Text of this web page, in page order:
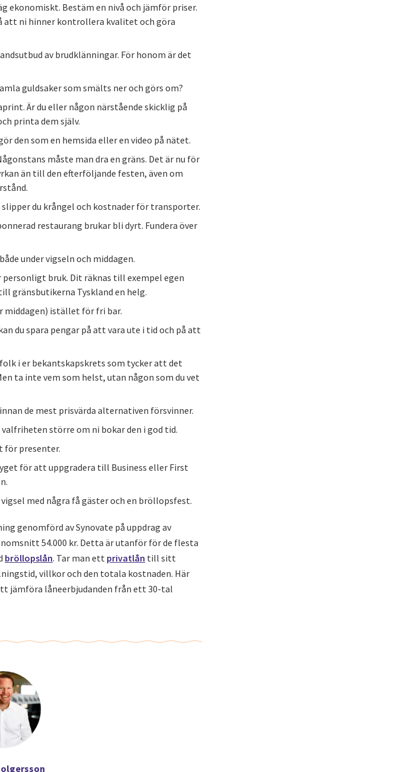
ekonomiskt. Bestäm en nivå och jämför priser.
att ni hinner kontrollera kvalitet och göra
av brudklänningar. För honom är det
guldsaker som smälts ner och görs om?
Är du eller någon närstående skicklig på
printa dem själv.
den som en hemsida eller en video på nätet.
måste man dra en gräns. Det är nu för
än till den efterföljande festen, även om
du krångel och kostnader för transporter.
restaurang brukar bli dyrt. Fundera över
under vigseln och middagen.
bruk. Dit räknas till exempel egen
gränsbutikerna Tyskland en helg.
middagen) istället för fri bar.
du spara pengar på att vara ute i tid och på att
i er bekantskapskrets som tycker att det
ta inte vem som helst, utan någon som du vet
de mest prisvärda alternativen försvinner.
större om ni bokar den i god tid.
för presenter.
för att uppgradera till Business eller First
med några få gäster och en bröllopsfest.
genomförd av Synovate på uppdrag av
54.000 kr. Detta är utanför för de flesta
bröllopslån. Tar man ett privatlån till sitt
villkor och den totala kostnaden. Här
jämföra låneerbjudanden från ett 30-tal